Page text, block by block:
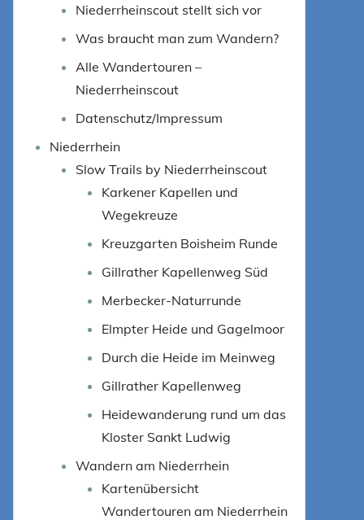
Niederrheinscout stellt sich vor
Was braucht man zum Wandern?
Alle Wandertouren –
Niederrheinscout
Datenschutz/Impressum
Niederrhein
Slow Trails by Niederrheinscout
Karkener Kapellen und
Wegekreuze
Kreuzgarten Boisheim Runde
Gillrather Kapellenweg Süd
Merbecker-Naturrunde
Elmpter Heide und Gagelmoor
Durch die Heide im Meinweg
Gillrather Kapellenweg
Heidewanderung rund um das
Kloster Sankt Ludwig
Wandern am Niederrhein
Kartenübersicht
Wandertouren am Niederrhein